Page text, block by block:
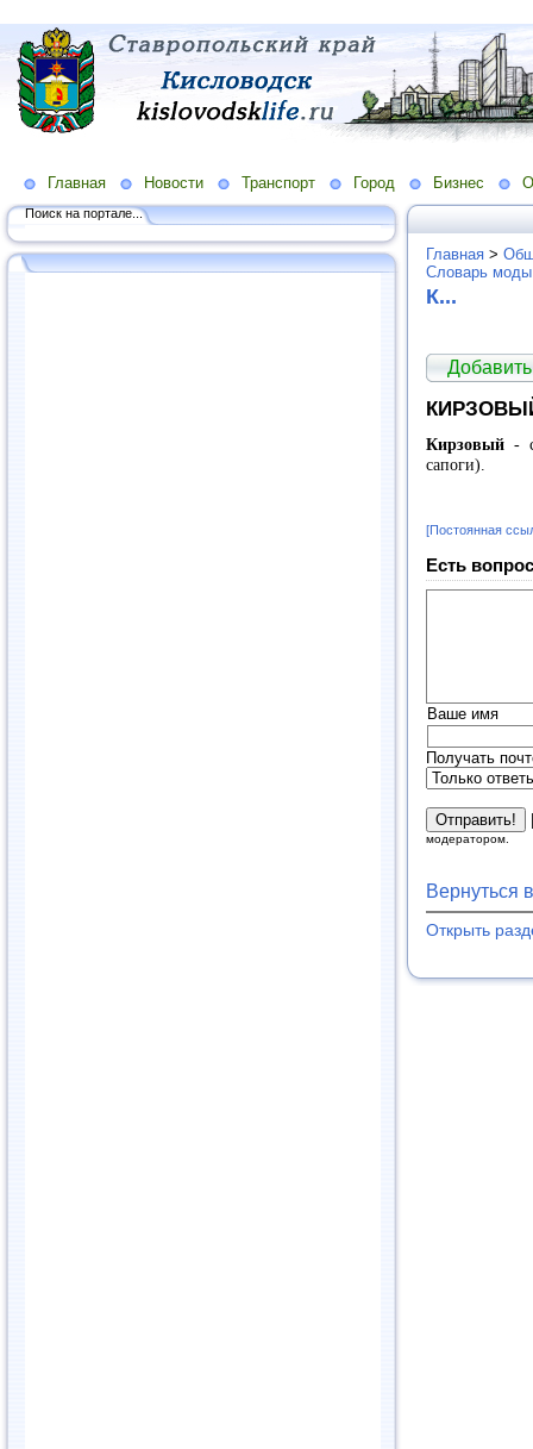
Главная Новости Транспорт Город Бизнес
Поиск на портале...
Главная >
Словарь
К...
Кирзовый -
сапоги).
[Постоянная
Есть
Ваше имя
Получать
модератором.
Вернуться
Открыть